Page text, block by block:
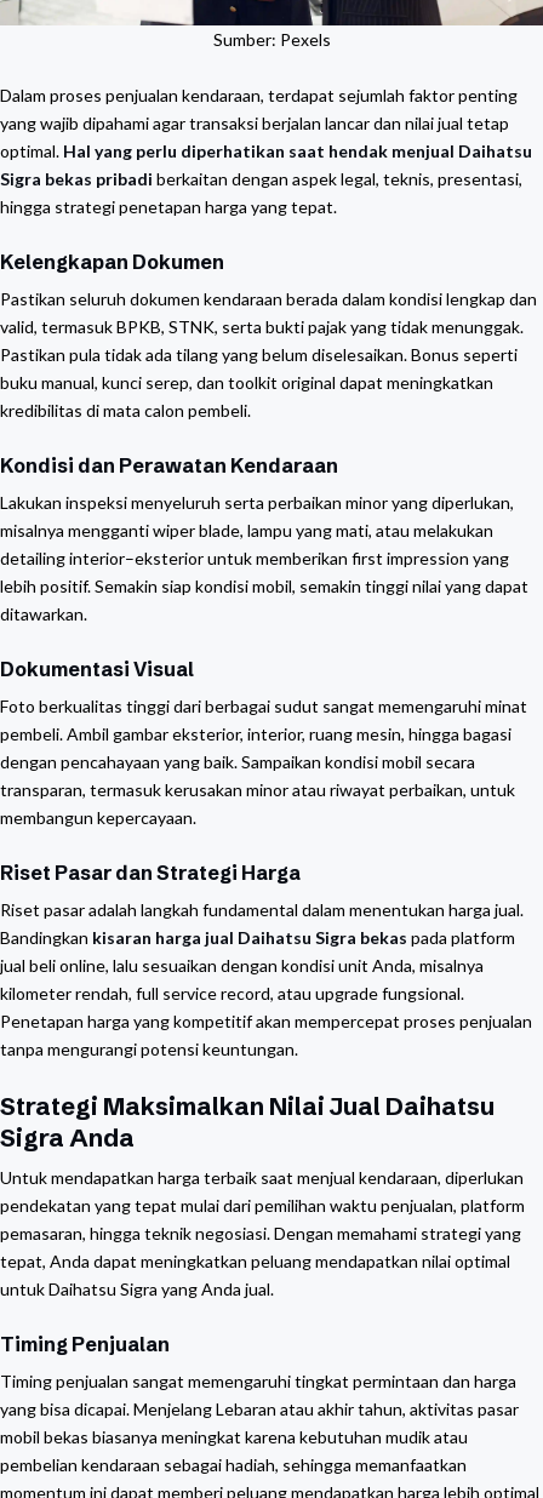
Sumber: Pexels
Dalam proses penjualan kendaraan, terdapat sejumlah faktor penting
yang wajib dipahami agar transaksi berjalan lancar dan nilai jual tetap
optimal. Hal yang perlu diperhatikan saat hendak menjual Daihatsu
Sigra bekas pribadi berkaitan dengan aspek legal, teknis, presentasi,
hingga strategi penetapan harga yang tepat.
Kelengkapan Dokumen
Pastikan seluruh dokumen kendaraan berada dalam kondisi lengkap dan
valid, termasuk BPKB, STNK, serta bukti pajak yang tidak menunggak.
Pastikan pula tidak ada tilang yang belum diselesaikan. Bonus seperti
buku manual, kunci serep, dan toolkit original dapat meningkatkan
kredibilitas di mata calon pembeli.
Kondisi dan Perawatan Kendaraan
Lakukan inspeksi menyeluruh serta perbaikan minor yang diperlukan,
misalnya mengganti wiper blade, lampu yang mati, atau melakukan
detailing interior–eksterior untuk memberikan first impression yang
lebih positif. Semakin siap kondisi mobil, semakin tinggi nilai yang dapat
ditawarkan.
Dokumentasi Visual
Foto berkualitas tinggi dari berbagai sudut sangat memengaruhi minat
pembeli. Ambil gambar eksterior, interior, ruang mesin, hingga bagasi
dengan pencahayaan yang baik. Sampaikan kondisi mobil secara
transparan, termasuk kerusakan minor atau riwayat perbaikan, untuk
membangun kepercayaan.
Riset Pasar dan Strategi Harga
Riset pasar adalah langkah fundamental dalam menentukan harga jual.
Bandingkan kisaran harga jual Daihatsu Sigra bekas pada platform
jual beli online, lalu sesuaikan dengan kondisi unit Anda, misalnya
kilometer rendah, full service record, atau upgrade fungsional.
Penetapan harga yang kompetitif akan mempercepat proses penjualan
tanpa mengurangi potensi keuntungan.
Strategi Maksimalkan Nilai Jual Daihatsu
Sigra Anda
Untuk mendapatkan harga terbaik saat menjual kendaraan, diperlukan
pendekatan yang tepat mulai dari pemilihan waktu penjualan, platform
pemasaran, hingga teknik negosiasi. Dengan memahami strategi yang
tepat, Anda dapat meningkatkan peluang mendapatkan nilai optimal
untuk Daihatsu Sigra yang Anda jual.
Timing Penjualan
Timing penjualan sangat memengaruhi tingkat permintaan dan harga
yang bisa dicapai. Menjelang Lebaran atau akhir tahun, aktivitas pasar
mobil bekas biasanya meningkat karena kebutuhan mudik atau
pembelian kendaraan sebagai hadiah, sehingga memanfaatkan
momentum ini dapat memberi peluang mendapatkan harga lebih optimal